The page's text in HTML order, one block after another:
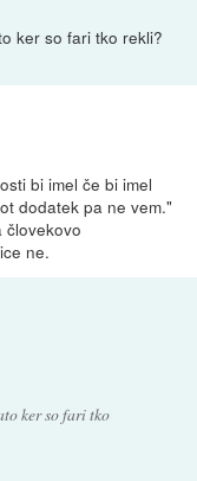
ker so fari tko rekli?
bi imel če bi imel
dodatek pa ne vem."
človekovo
ne.
ker so fari tko